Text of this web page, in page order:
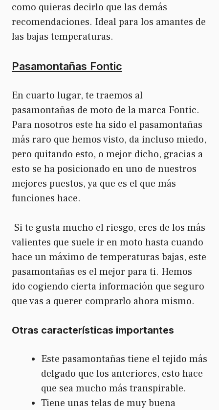
como quieras decirlo que las demás
recomendaciones. Ideal para los amantes de
las bajas temperaturas.
Pasamontañas Fontic
En cuarto lugar, te traemos al
pasamontañas de moto de la marca Fontic.
Para nosotros este ha sido el pasamontañas
más raro que hemos visto, da incluso miedo,
pero quitando esto, o mejor dicho, gracias a
esto se ha posicionado en uno de nuestros
mejores puestos, ya que es el que más
funciones hace.
Si te gusta mucho el riesgo, eres de los más
valientes que suele ir en moto hasta cuando
hace un máximo de temperaturas bajas, este
pasamontañas es el mejor para ti. Hemos
ido cogiendo cierta información que seguro
que vas a querer comprarlo ahora mismo.
Otras características importantes
Este pasamontañas tiene el tejido más
delgado que los anteriores, esto hace
que sea mucho más transpirable.
Tiene unas telas de muy buena